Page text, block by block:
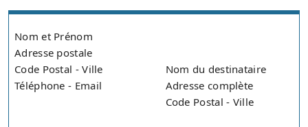
Nom et Prénom
Adresse postale
Code Postal - Ville
Téléphone - Email
Nom du destinataire
Adresse complète
Code Postal - Ville